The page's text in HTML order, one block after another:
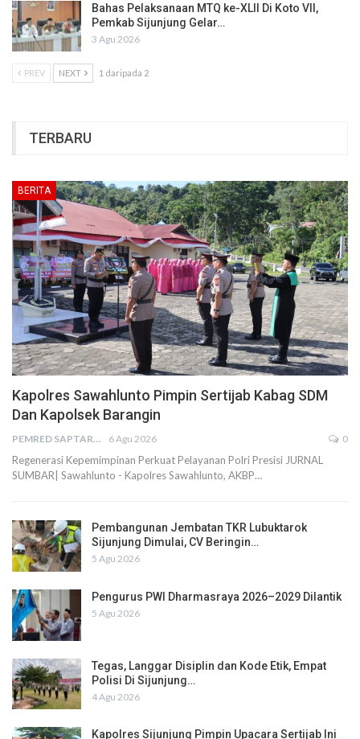
Bahas Pelaksanaan MTQ ke-XLII Di Koto VII,
Pemkab Sijunjung Gelar…
3 Agu 2026
PREV NEXT 1 daripada 2
TERBARU
BERITA
Kapolres Sawahlunto Pimpin Sertijab Kabag SDM
Dan Kapolsek Barangin
PEMRED SAPTARIUS 6 Agu 2026 0
Regenerasi Kepemimpinan Perkuat Pelayanan Polri Presisi JURNAL
SUMBAR| Sawahlunto - Kapolres Sawahlunto, AKBP…
Pembangunan Jembatan TKR Lubuktarok
Sijunjung Dimulai, CV Beringin…
5 Agu 2026
Pengurus PWI Dharmasraya 2026–2029 Dilantik
5 Agu 2026
Tegas, Langgar Disiplin dan Kode Etik, Empat
Polisi Di Sijunjung…
4 Agu 2026
Kapolres Sijunjung Pimpin Upacara Sertijab Ini